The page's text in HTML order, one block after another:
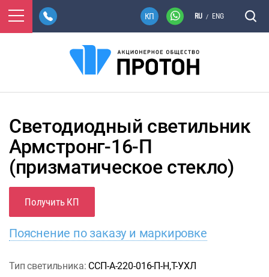
RU / ENG
Светодиодный светильник
Армстронг-16-П
(призматическое стекло)
Получить КП
Пояснение по заказу и маркировке
Тип светильника: ССП-А-220-016-П-Н,Т-УХЛ